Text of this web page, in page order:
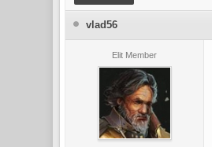
vlad56
Elit Member